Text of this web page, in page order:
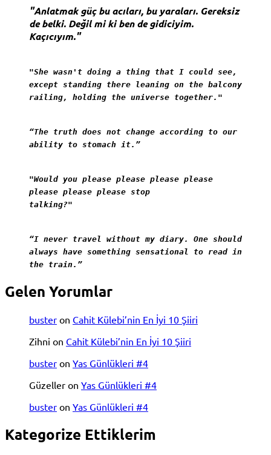
"Anlatmak güç bu acıları, bu yaraları. Gereksiz
de belki. Değil mi ki ben de gidiciyim.
Kaçıcıyım."
"She wasn't doing a thing that I could see,
except standing there leaning on the balcony
railing, holding the universe together."
“The truth does not change according to our
ability to stomach it.”
"Would you please please please please
please please please stop
talking?"
“I never travel without my diary. One should
always have something sensational to read in
the train.”
Gelen Yorumlar
buster on Cahit Külebi’nin En İyi 10 Şiiri
Zihni on Cahit Külebi’nin En İyi 10 Şiiri
buster on Yas Günlükleri #4
Güzeller on Yas Günlükleri #4
buster on Yas Günlükleri #4
Kategorize Ettiklerim